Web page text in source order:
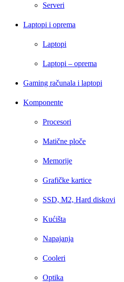
Serveri
Laptopi i oprema
Laptopi
Laptopi – oprema
Gaming računala i laptopi
Komponente
Procesori
Matične ploče
Memorije
Grafičke kartice
SSD, M2, Hard diskovi
Kućišta
Napajanja
Cooleri
Optika